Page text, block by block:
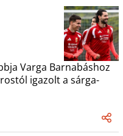
Varga Barnabáshoz
igazolt a sárga-